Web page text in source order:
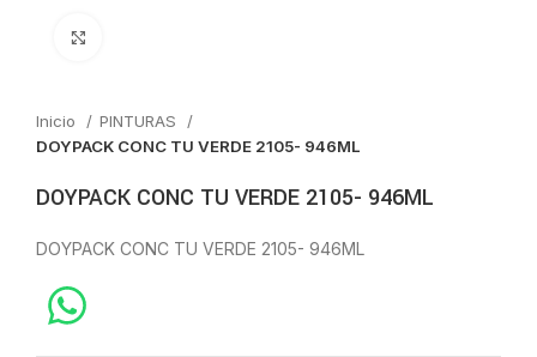
Inicio
PINTURAS
DOYPACK CONC TU VERDE 2105- 946ML
DOYPACK CONC TU VERDE 2105- 946ML
DOYPACK CONC TU VERDE 2105- 946ML